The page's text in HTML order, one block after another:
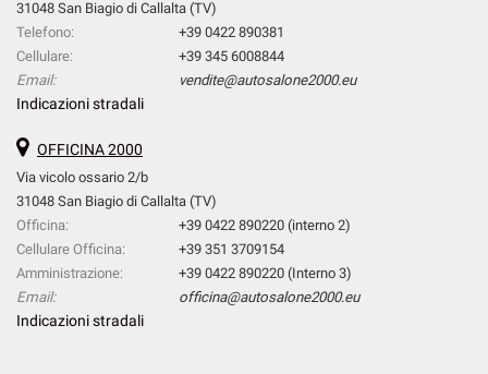
31048 San Biagio di Callalta (TV)
Telefono:
+39 0422 890381
Cellulare:
+39 345 6008844
Email:
vendite@autosalone2000.eu
Indicazioni stradali
OFFICINA 2000
Via vicolo ossario 2/b
31048 San Biagio di Callalta (TV)
Officina:
+39 0422 890220 (interno 2)
Cellulare Officina:
+39 351 3709154
Amministrazione:
+39 0422 890220 (Interno 3)
Email:
officina@autosalone2000.eu
Indicazioni stradali